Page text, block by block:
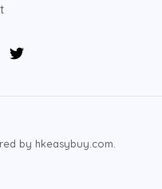
by hkeasybuy.com.